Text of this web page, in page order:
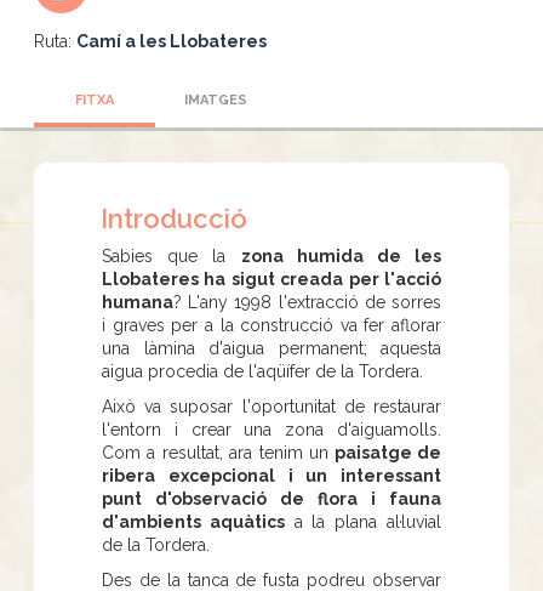
Ruta: Camí a les Llobateres
FITXA IMATGES
Introducció
Sabies que la zona humida de les
Llobateres ha sigut creada per l'acció
humana? L'any 1998 l'extracció de sorres
i graves per a la construcció va fer aflorar
una làmina d'aigua permanent; aquesta
aigua procedia de l'aqüífer de la Tordera.
Això va suposar l'oportunitat de restaurar
l'entorn i crear una zona d'aiguamolls.
Com a resultat, ara tenim un paisatge de
ribera excepcional i un interessant
punt d'observació de flora i fauna
d'ambients aquàticsa la plana al·luvial
de la Tordera.
Des de la tanca de fusta podreu observar